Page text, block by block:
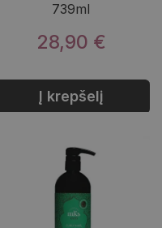
739ml
28,90 €
Į krepšelį